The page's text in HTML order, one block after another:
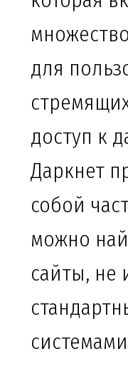
для
доступ к
Даркнет
собой
можно
сайты, не